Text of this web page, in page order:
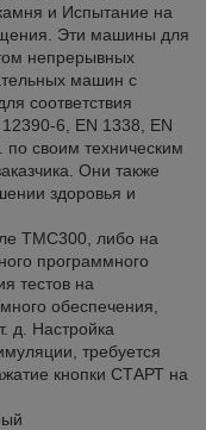
и Испытание на
Эти машины для
непрерывных
машин с
соответствия
6, EN 1338, EN
своим техническим
Они также
здоровья и
TMC300, либо на
программного
тестов на
обеспечения,
д. Настройка
требуется
кнопки СТАРТ на